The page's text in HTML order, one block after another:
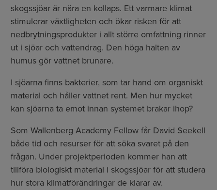
skogssjöar är nära en kollaps. Ett varmare klimat
stimulerar växtligheten och ökar risken för att
nedbrytningsprodukter i allt större omfattning rinner
ut i sjöar och vattendrag. Den höga halten av
humus gör vattnet brunare.
I sjöarna finns bakterier, som tar hand om organiskt
material och håller vattnet rent. Men hur mycket
kan sjöarna ta emot innan systemet brakar ihop?
Som Wallenberg Academy Fellow får David Seekell
både tid och resurser för att söka svaret på den
frågan. Under projektperioden kommer han att
tillföra biologiskt material i skogssjöar för att studera
hur stora klimatförändringar de klarar av.